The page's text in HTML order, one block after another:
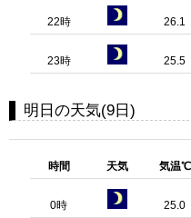
22時 26.1
23時 25.5
明日の天気(9日)
時間 天気 気温℃
0時 25.0